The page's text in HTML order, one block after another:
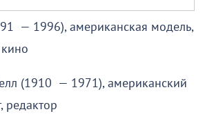
— 1996), американская модель,
(1910 — 1971), американский
редактор